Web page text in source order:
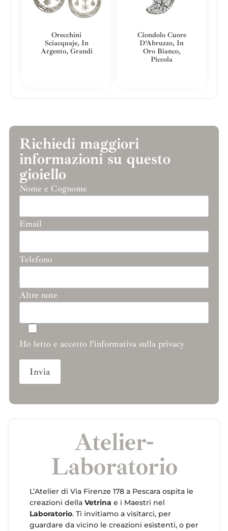
Orecchini
Sciacquaje, In
Argento, Grandi
Ciondolo Cuore
D’Abruzzo, In
Oro Bianco,
Piccola
Richiedi maggiori
informazioni su questo
gioiello
Nome e Cognome
Email
Telefono
Altre note
Ho letto e accetto l’informativa sulla privacy
Atelier-
Laboratorio
L’Atelier di Via Firenze 178 a Pescara ospita le
creazioni della Vetrina e i Maestri nel
Laboratorio. Ti invitiamo a visitarci, per
guardare da vicino le creazioni esistenti, o per